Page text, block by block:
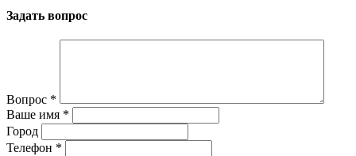
Задать вопрос
Вопрос *
Ваше имя *
Город
Телефон *